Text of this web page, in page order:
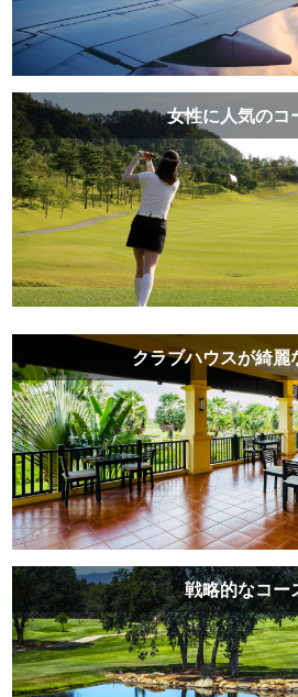
女性に人気のコ
クラブハウスが綺麗
戦略的なコー